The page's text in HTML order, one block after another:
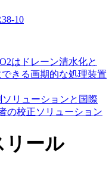
10
はドレーン清水化と
きる画期的な処理装置
リューションと国際
の校正ソリューション
リール